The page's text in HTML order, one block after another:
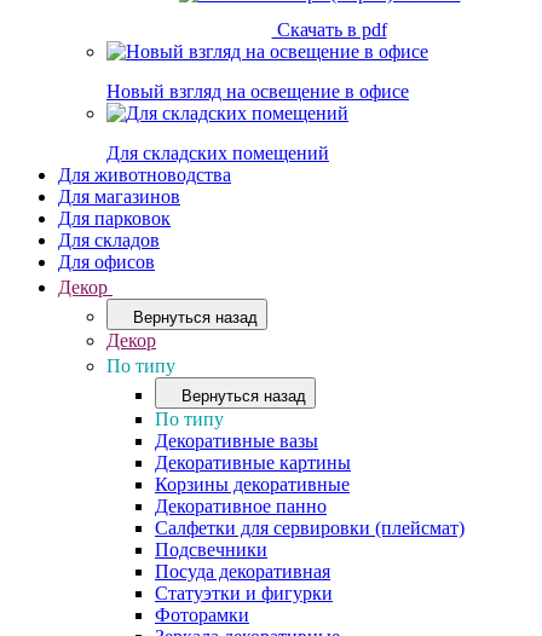
Скачать в pdf
Новый взгляд на освещение в офисе
Для складских помещений
Для животноводства
Для магазинов
Для парковок
Для складов
Для офисов
Декор
Вернуться назад
Декор
По типу
Вернуться назад
По типу
Декоративные вазы
Декоративные картины
Корзины декоративные
Декоративное панно
Салфетки для сервировки (плейсмат)
Подсвечники
Посуда декоративная
Статуэтки и фигурки
Фоторамки